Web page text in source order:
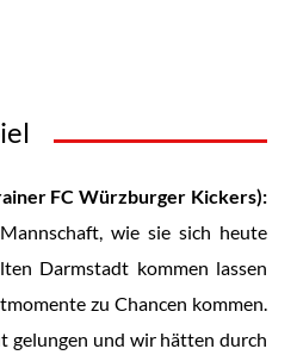
FC Würzburger Kickers):
wie sie sich heute
Darmstadt kommen lassen
zu Chancen kommen.
gelungen und wir hätten durch